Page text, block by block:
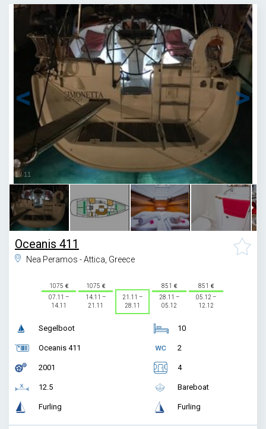
1 / 11
Oceanis 411
Nea Peramos - Attica, Greece
1075
07.11 –
14.11
1075
14.11 –
21.11
21.11 –
28.11
851
28.11 –
05.12
851
05.12 –
12.12
Segelboot
Oceanis 411
2001
12.5
Furling
10
2
4
Bareboat
Furling